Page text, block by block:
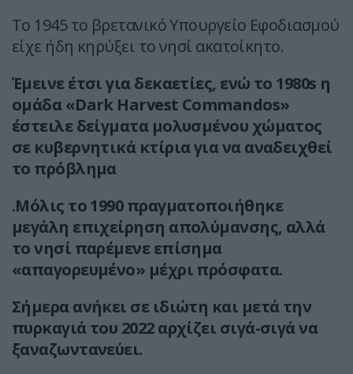
Το 1945 το βρετανικό Υπουργείο Εφοδιασμού
είχε ήδη κηρύξει το νησί ακατοίκητο.
Έμεινε έτσι για δεκαετίες, ενώ το 1980s η
ομάδα «Dark Harvest Commandos»
έστειλε δείγματα μολυσμένου χώματος
σε κυβερνητικά κτίρια για να αναδειχθεί
το πρόβλημα
.Μόλις το 1990 πραγματοποιήθηκε
μεγάλη επιχείρηση απολύμανσης, αλλά
το νησί παρέμενε επίσημα
«απαγορευμένο» μέχρι πρόσφατα.
Σήμερα ανήκει σε ιδιώτη και μετά την
πυρκαγιά του 2022 αρχίζει σιγά-σιγά να
ξαναζωντανεύει.